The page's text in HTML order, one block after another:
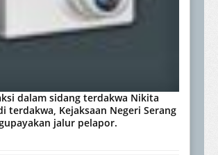
dalam sidang terdakwa Nikita
terdakwa, Kejaksaan Negeri Serang
jalur pelapor.